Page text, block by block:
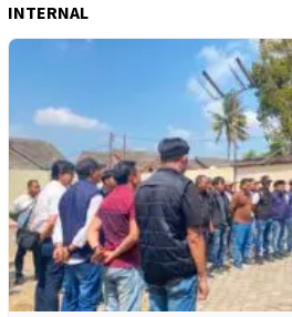
INTERNAL